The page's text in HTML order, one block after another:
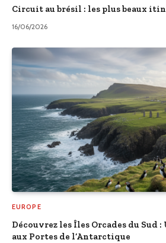
Circuit au brésil : les plus beaux
16/06/2026
EUROPE
Découvrez les Îles Orcades du Sud
aux Portes de l’Antarctique